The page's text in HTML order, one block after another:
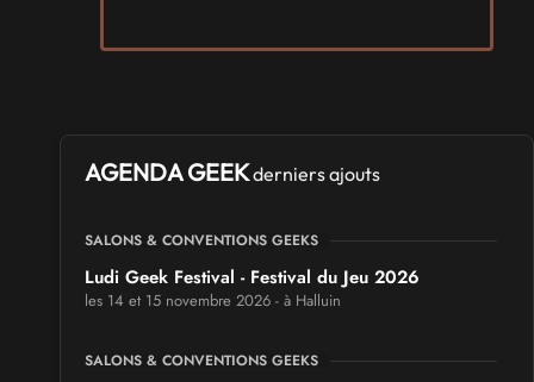
AGENDA GEEKderniers ajouts
SALONS & CONVENTIONS GEEKS
Ludi Geek Festival - Festival du Jeu 2026
les 14 et 15 novembre 2026 - à Halluin
SALONS & CONVENTIONS GEEKS